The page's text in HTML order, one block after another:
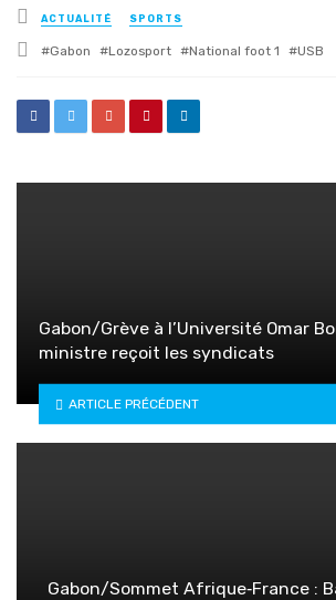
Posted
in
ACTUALITÉ SPORTS
Tagged
Gabon Lozosport National foot 1 USB
Gabon/Grève à l’Université Omar
ministre reçoit les syndicats
ARTICLE PRÉCÉDENT
Gabon/Sommet Afrique‑France :